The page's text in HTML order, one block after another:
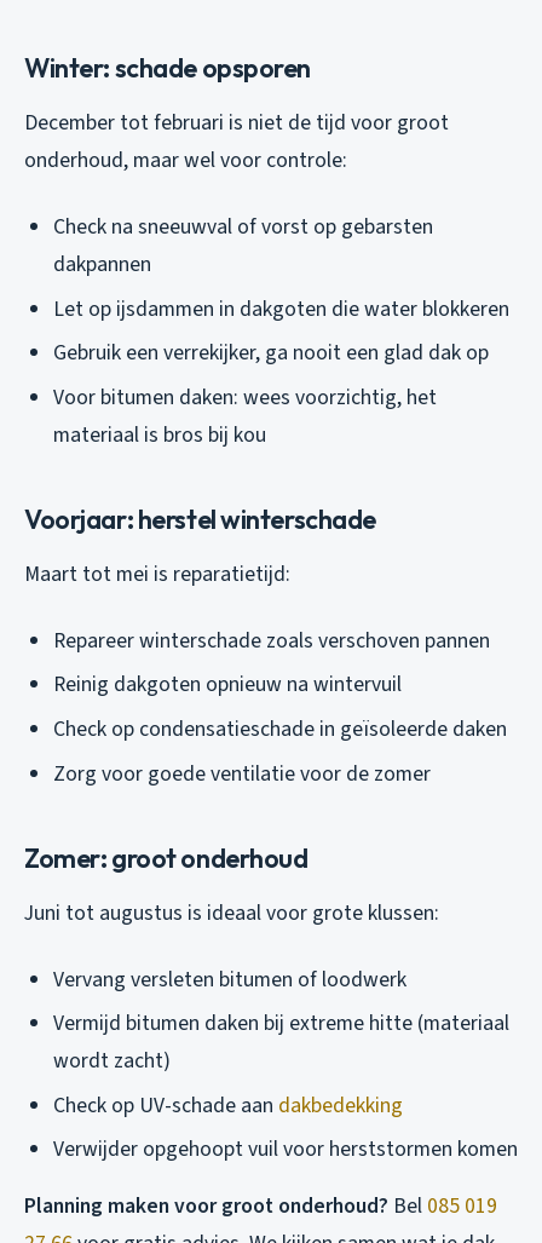
Winter: schade opsporen
December tot februari is niet de tijd voor groot
onderhoud, maar wel voor controle:
Check na sneeuwval of vorst op gebarsten
dakpannen
Let op ijsdammen in dakgoten die water blokkeren
Gebruik een verrekijker, ga nooit een glad dak op
Voor bitumen daken: wees voorzichtig, het
materiaal is bros bij kou
Voorjaar: herstel winterschade
Maart tot mei is reparatietijd:
Repareer winterschade zoals verschoven pannen
Reinig dakgoten opnieuw na wintervuil
Check op condensatieschade in geïsoleerde daken
Zorg voor goede ventilatie voor de zomer
Zomer: groot onderhoud
Juni tot augustus is ideaal voor grote klussen:
Vervang versleten bitumen of loodwerk
Vermijd bitumen daken bij extreme hitte (materiaal
wordt zacht)
Check op UV-schade aan dakbedekking
Verwijder opgehoopt vuil voor herststormen komen
Planning maken voor groot onderhoud? Bel 085 019